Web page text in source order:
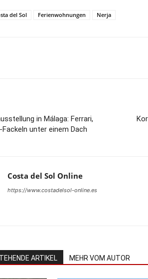
del Sol Ferienwohnungen Nerja
in Málaga: Ferrari,
unter einem Dach
Costa del Sol Online
https://www.costadelsol-online.es
ARTIKEL MEHR VOM AUTOR